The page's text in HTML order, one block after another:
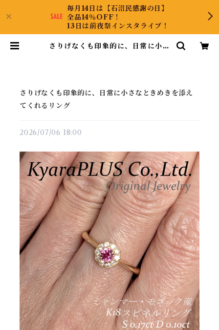
毎月14日は【石沼民感謝の日】
全品14％OFF！
13日は前夜祭インスタライブ！
さりげなくも印象的に、日常に小さ
さりげなくも印象的に、日常に小さなときめきを添え
てくれるリング
2026/07/06 18:00